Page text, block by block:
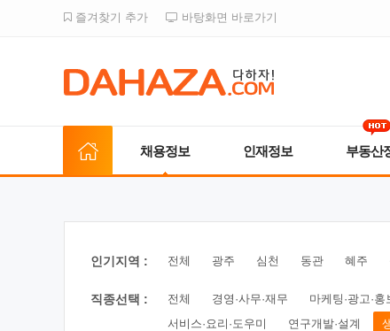
즐겨찾기 추가 바탕화면 바로가기
채용정보 인재정보 부동산
인기지역 : 전체 광주 심천 동관 혜주
직종선택 : 전체 경영·사무·재무 마케팅·광고·홍
서비스·요리·도우미
연구개발·설계